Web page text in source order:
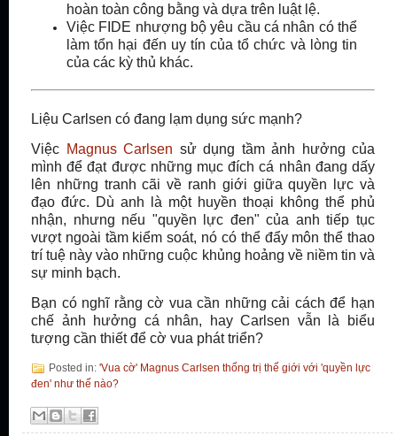
hoàn toàn công bằng và dựa trên luật lệ.
Việc FIDE nhượng bộ yêu cầu cá nhân có thể
làm tổn hại đến uy tín của tổ chức và lòng tin
của các kỳ thủ khác.
Liệu Carlsen có đang lạm dụng sức mạnh?
Việc Magnus Carlsen sử dụng tầm ảnh hưởng của
mình để đạt được những mục đích cá nhân đang dấy
lên những tranh cãi về ranh giới giữa quyền lực và
đạo đức. Dù anh là một huyền thoại không thể phủ
nhận, nhưng nếu "quyền lực đen" của anh tiếp tục
vượt ngoài tầm kiểm soát, nó có thể đẩy môn thể thao
trí tuệ này vào những cuộc khủng hoảng về niềm tin và
sự minh bạch.
Bạn có nghĩ rằng cờ vua cần những cải cách để hạn
chế ảnh hưởng cá nhân, hay Carlsen vẫn là biểu
tượng cần thiết để cờ vua phát triển?
Posted in: 'Vua cờ' Magnus Carlsen thống trị thế giới với 'quyền lực
đen' như thế nào?